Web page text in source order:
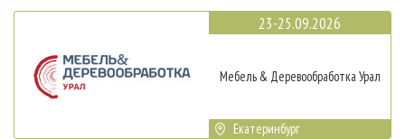
23-25.09.2026
Мебель & Деревообработка Урал
Екатеринбург